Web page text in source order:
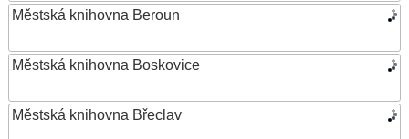
Městská knihovna Beroun
Městská knihovna Boskovice
Městská knihovna Břeclav